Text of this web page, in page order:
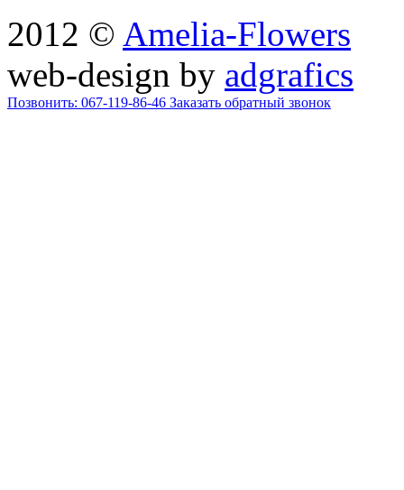
2012 © Amelia-Flowers
web-design by adgrafics
Позвонить: 067-119-86-46 Заказать обратный звонок